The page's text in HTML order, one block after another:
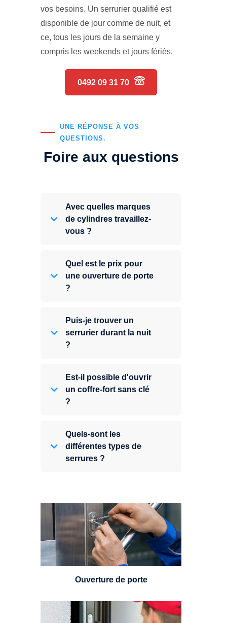
vos besoins. Un serrurier qualifié est
disponible de jour comme de nuit, et
ce, tous les jours de la semaine y
compris les weekends et jours fériés.
0492 09 31 70
UNE RÉPONSE À VOS
QUESTIONS.
Foire aux questions
Avec quelles marques
de cylindres travaillez-
vous ?
Quel est le prix pour
une ouverture de porte
?
Puis-je trouver un
serrurier durant la nuit
?
Est-il possible d'ouvrir
un coffre-fort sans clé
?
Quels-sont les
différentes types de
serrures ?
Vous avez perdu vos clés ou la
porte s'est refermée derrière vous
? Un serrurier est disponible
24h/7.
Ouverture de porte
Un serrurier sera en mesure de